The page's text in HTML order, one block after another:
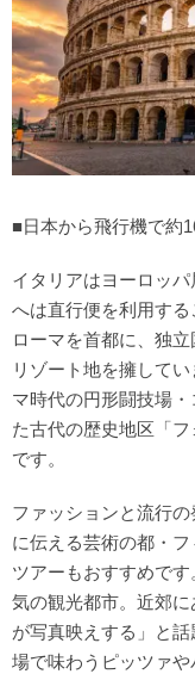
■日本から飛行機で約
イタリアはヨーロッ
へは直行便を利用する
ローマを首都に、独
リゾート地を擁して
マ時代の円形闘技場
た古代の歴史地区「
です。
ファッションと流行
に伝える芸術の都・
ツアーもおすすめで
気の観光都市。近郊
が写真映えする」と
場で味わうピッツァ